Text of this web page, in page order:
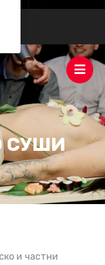
СУШИ
и частни